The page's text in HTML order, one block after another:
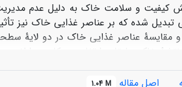
کیفیت و سلامت خاک به دلیل عدم
شده که بر عناصر غذایی خاک نیز
عناصر غذایی خاک در دو لایۀ
قطره‌ای)، زراعت با دو الگوی تک کشتی
اصل مقاله 1.04 M